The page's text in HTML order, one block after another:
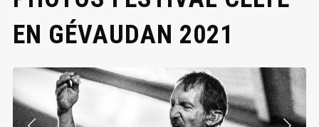
EN GÉVAUDAN 2021